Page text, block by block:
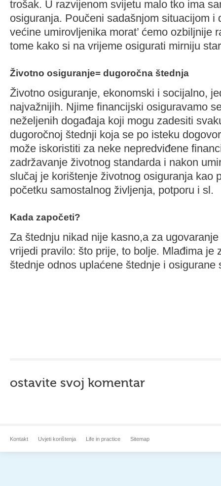
trošak. U razvijenom svijetu malo tko ima
osiguranja. Poučeni sadašnjom situacijom i
većine umirovljenika morat’ ćemo ozbiljnije
tome kako si na vrijeme osigurati mirniju
Životno osiguranje= dugoročna štednja
Životno osiguranje, ekonomski i socijalno,
najvažnijih. Njime financijski osiguravamo
neželjenih događaja koji mogu zadesiti
dugoročnoj štednji koja se po isteku
može iskoristiti za neke nepredviđene
zadržavanje životnog standarda i nakon
slučaj je korištenje životnog osiguranja kao
početku samostalnog življenja, potporu i sl.
Kada započeti?
Za štednju nikad nije kasno,a za
vrijedi pravilo: što prije, to bolje. Mlađima je
štednje odnos uplaćene štednje i osigurane
ostavite svoj komentar
Kontakt Uvjeti korištenja Life in practice Sitemap